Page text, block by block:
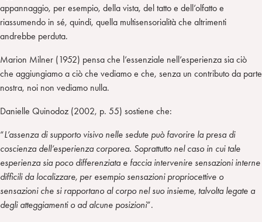
appannaggio, per esempio, della vista, del tatto e dell’olfatto e
riassumendo in sé, quindi, quella multisensorialità che altrimenti
andrebbe perduta.
Marion Milner (1952) pensa che l’essenziale nell’esperienza sia ciò
che aggiungiamo a ciò che vediamo e che, senza un contributo da parte
nostra, noi non vediamo nulla.
Danielle Quinodoz (2002, p. 55) sostiene che:
“L’assenza di supporto visivo nelle sedute può favorire la presa di
coscienza dell’esperienza corporea. Soprattutto nel caso in cui tale
esperienza sia poco differenziata e faccia intervenire sensazioni interne
difficili da localizzare, per esempio sensazioni propriocettive o
sensazioni che si rapportano al corpo nel suo insieme, talvolta legate a
degli atteggiamenti o ad alcune posizioni”.